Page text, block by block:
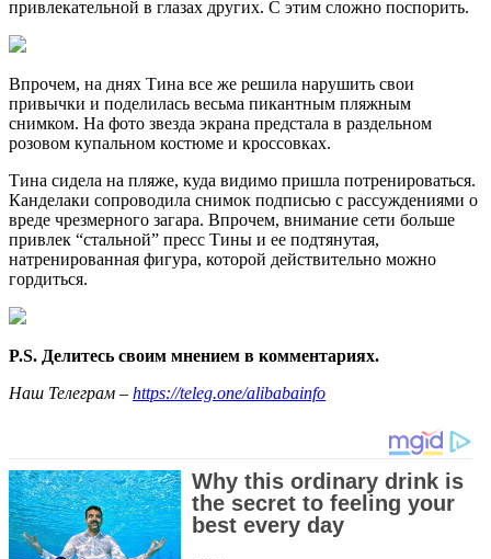
привлекательной в глазах других. С этим сложно поспорить.
Впрочем, на днях Тина все же решила нарушить свои
привычки и поделилась весьма пикантным пляжным
снимком. На фото звезда экрана предстала в раздельном
розовом купальном костюме и кроссовках.
Тина сидела на пляже, куда видимо пришла потренироваться.
Канделаки сопроводила снимок подписью с рассуждениями о
вреде чрезмерного загара. Впрочем, внимание сети больше
привлек “стальной” пресс Тины и ее подтянутая,
натренированная фигура, которой действительно можно
гордиться.
P.S. Делитесь своим мнением в комментариях.
Наш Телеграм – https://teleg.one/alibabainfo